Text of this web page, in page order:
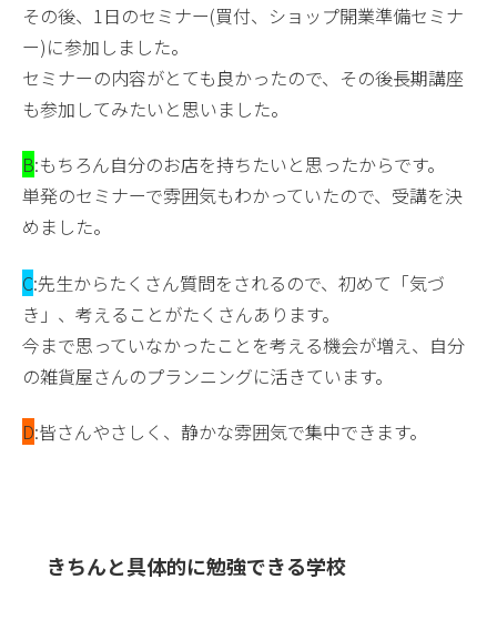
その後、1日のセミナー(買付、ショップ開業準備セミナ
ー)に参加しました。
セミナーの内容がとても良かったので、その後長期講座
も参加してみたいと思いました。
B:もちろん自分のお店を持ちたいと思ったからです。
単発のセミナーで雰囲気もわかっていたので、受講を決
めました。
C:先生からたくさん質問をされるので、初めて「気づ
き」、考えることがたくさんあります。
今まで思っていなかったことを考える機会が増え、自分
の雑貨屋さんのプランニングに活きています。
D:皆さんやさしく、静かな雰囲気で集中できます。
きちんと具体的に勉強できる学校